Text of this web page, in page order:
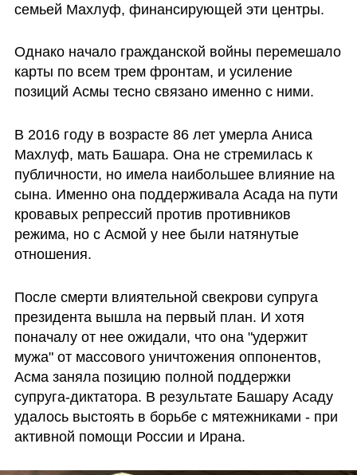
семьей Махлуф, финансирующей эти центры.
Однако начало гражданской войны перемешало
карты по всем трем фронтам, и усиление
позиций Асмы тесно связано именно с ними.
В 2016 году в возрасте 86 лет умерла Аниса
Махлуф, мать Башара. Она не стремилась к
публичности, но имела наибольшее влияние на
сына. Именно она поддерживала Асада на пути
кровавых репрессий против противников
режима, но с Асмой у нее были натянутые
отношения.
После смерти влиятельной свекрови супруга
президента вышла на первый план. И хотя
поначалу от нее ожидали, что она "удержит
мужа" от массового уничтожения оппонентов,
Асма заняла позицию полной поддержки
супруга-диктатора. В результате Башару Асаду
удалось выстоять в борьбе с мятежниками - при
активной помощи России и Ирана.